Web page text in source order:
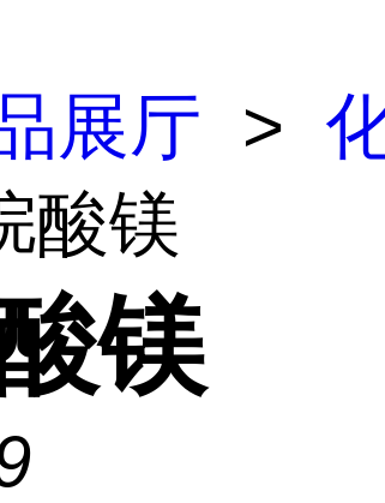
展厅 >
酸镁
镁